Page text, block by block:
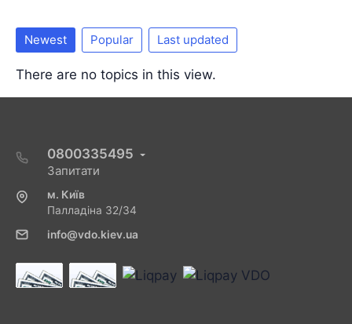
Newest Popular Last updated
There are no topics in this view.
0800335495
Запитати
м. Київ
Палладіна 32/34
info@vdo.kiev.ua